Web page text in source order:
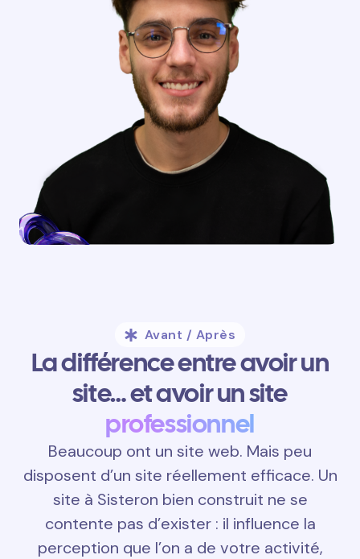
Avant / Après
La différence entre avoir un
site… et avoir un site
professionnel
Beaucoup ont un site web. Mais peu
disposent d’un site réellement efficace. Un
site à Sisteron bien construit ne se
contente pas d’exister : il influence la
perception que l’on a de votre activité,